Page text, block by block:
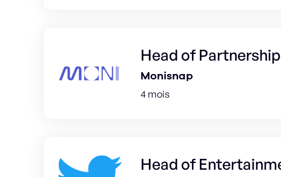
Head of
Monisnap
4 mois
Head of